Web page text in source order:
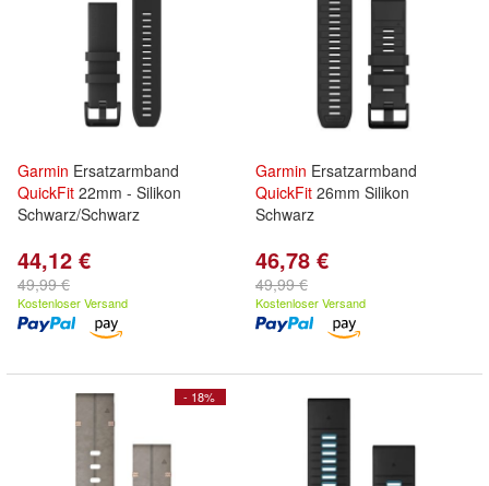
Garmin Ersatzarmband
QuickFit 22mm - Silikon
Schwarz/Schwarz
44,12 €
49,99 €
Kostenloser Versand
Garmin Ersatzarmband
QuickFit 26mm Silikon
Schwarz
46,78 €
49,99 €
Kostenloser Versand
- 18%